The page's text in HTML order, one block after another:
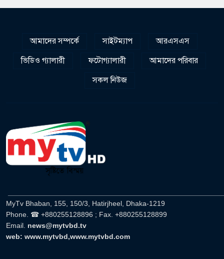
আমাদের সম্পর্কে সাইটম্যাপ
আরএসএস
ভিডিও গ্যালারী
ফটোগ্যালারী
আমাদের পরিবার
সকল নিউজ
MyTv Bhaban, 155, 150/3, Hatirjheel, Dhaka-1219
Phone. ☎ +880255128896 ; Fax. +880255128899
Email. news@mytvbd.tv
web: www.mytvbd,www.mytvbd.com